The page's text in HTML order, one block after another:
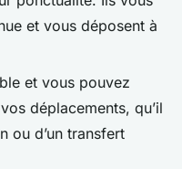
et vous déposent à
et vous pouvez
déplacements, qu’il
ou d’un transfert